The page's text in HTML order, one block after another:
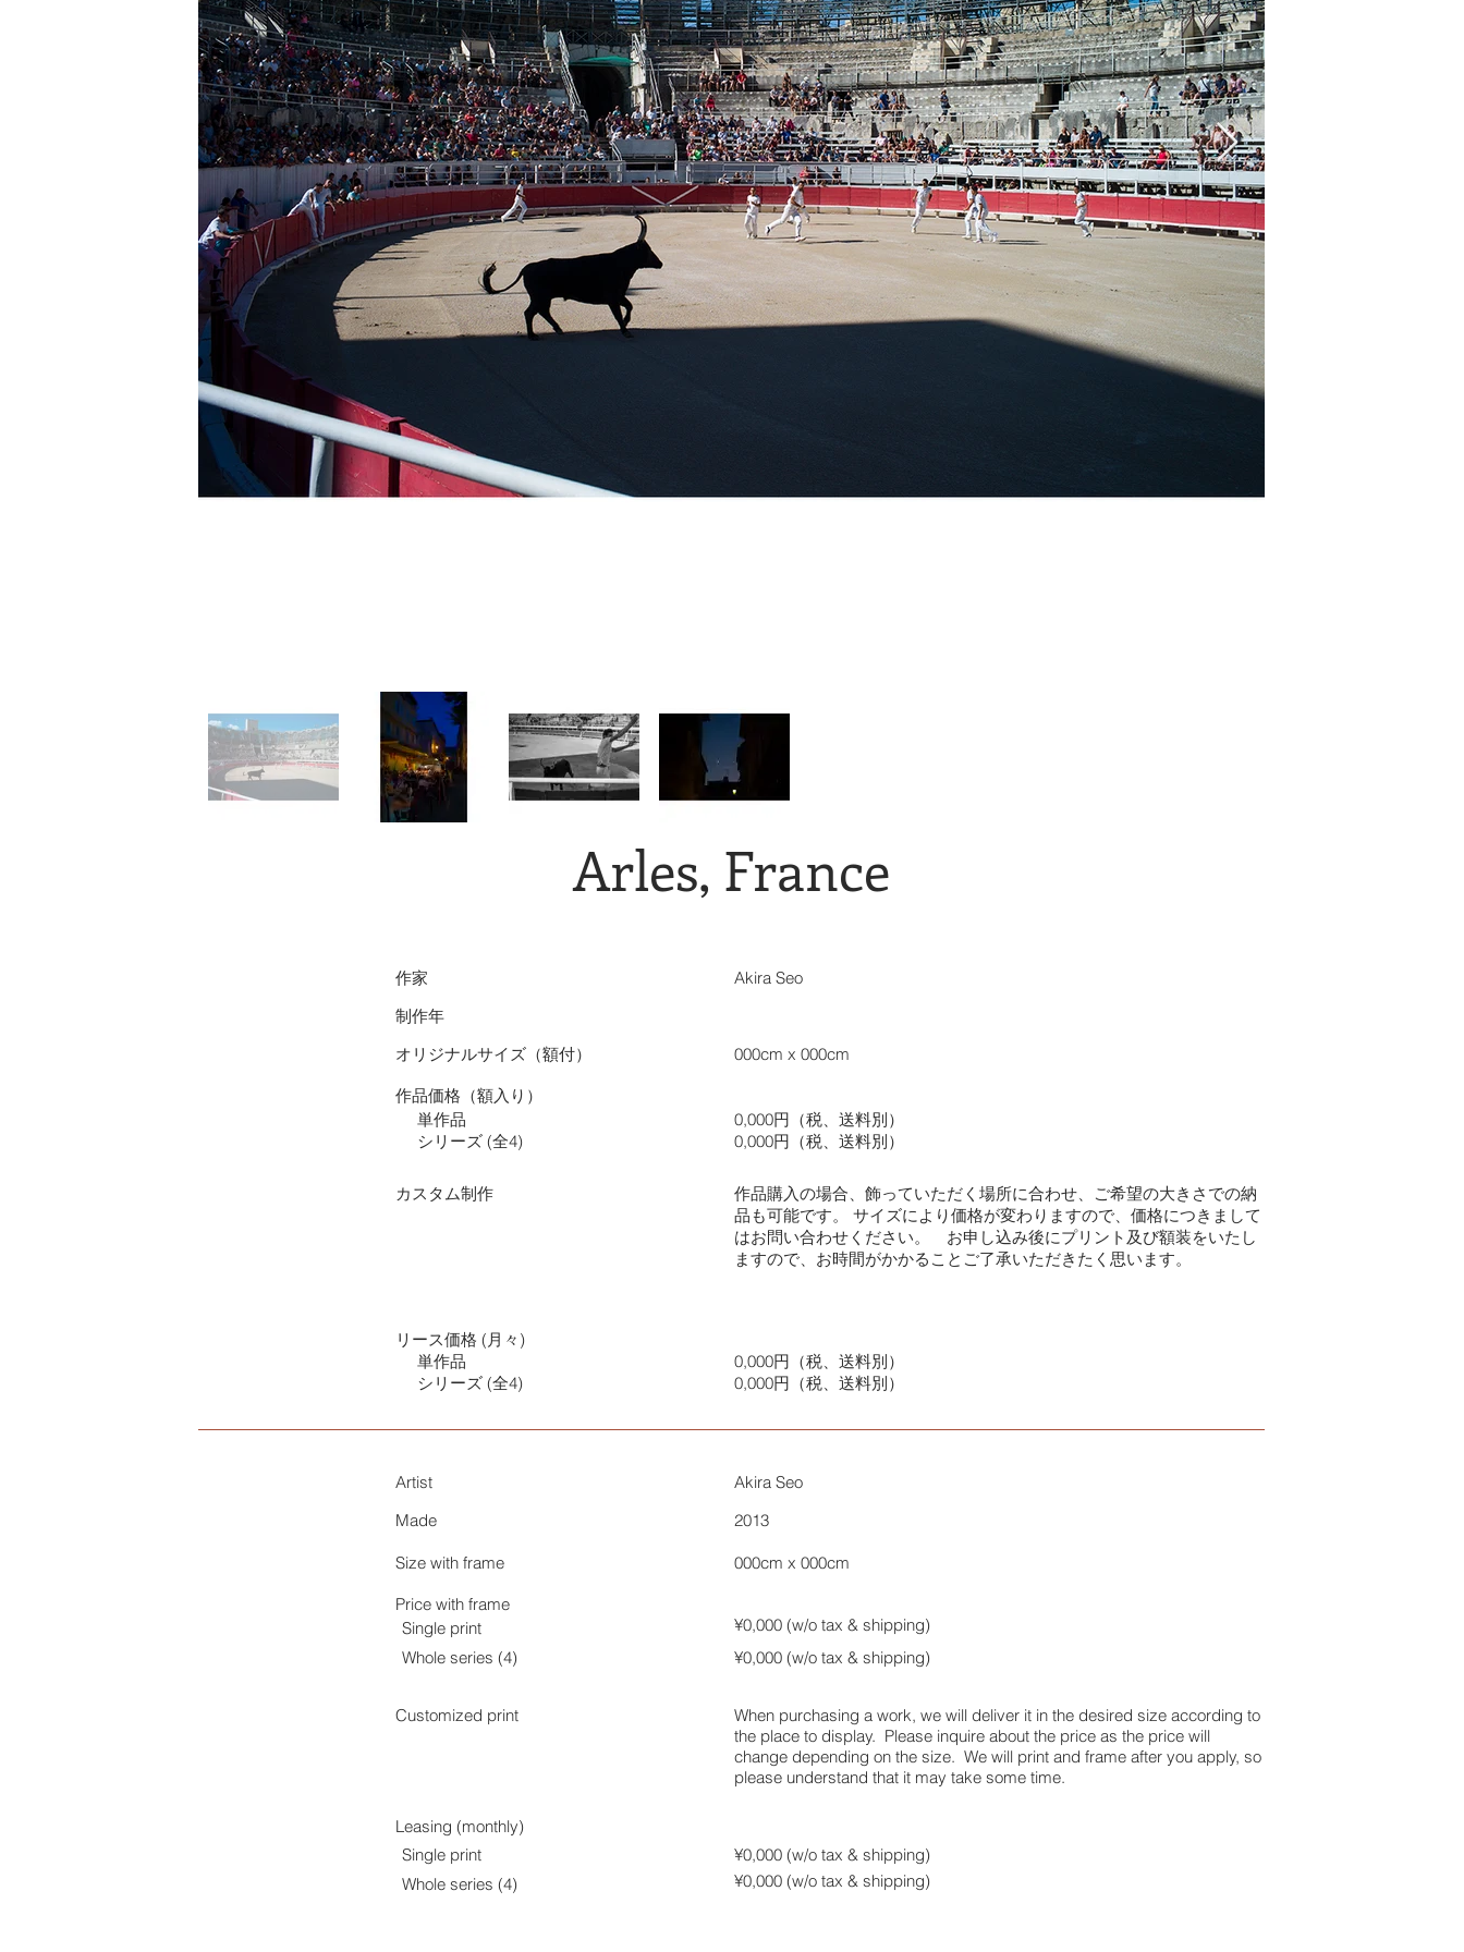
Arles, France
作家
Akira Seo
制作年
オリジナルサイズ（額付）
000cm x 000cm
作品価格（額入り）
単作品
シリーズ (全4)
カスタム制作
0,000円（税、送料別）
0,000円（税、送料別）
作品購入の場合、飾っていただく場所に合わせ、ご希望の大きさでの納
品も可能です。 サイズにより価格が変わりますので、価格につきまして
はお問い合わせください。 お申し込み後にプリント及び額装をいたし
ますので、お時間がかかることご了承いただきたく思います。
リース価格 (月々)
単作品
シリーズ (全4)
0,000円（税、送料別）
0,000円（税、送料別）
Artist
Made
Size with frame
Akira Seo
2013
000cm x 000cm
Price with frame
Single print
Whole series (4)
Customized print
¥0,000 (w/o tax & shipping)
¥0,000 (w/o tax & shipping)
When purchasing a work, we will deliver it in the desired size according to
the place to display. Please inquire about the price as the price will
change depending on the size. We will print and frame after you apply, so
please understand that it may take some time.
Leasing (monthly)
Single print
Whole series (4)
¥0,000 (w/o tax & shipping)
¥0,000 (w/o tax & shipping)